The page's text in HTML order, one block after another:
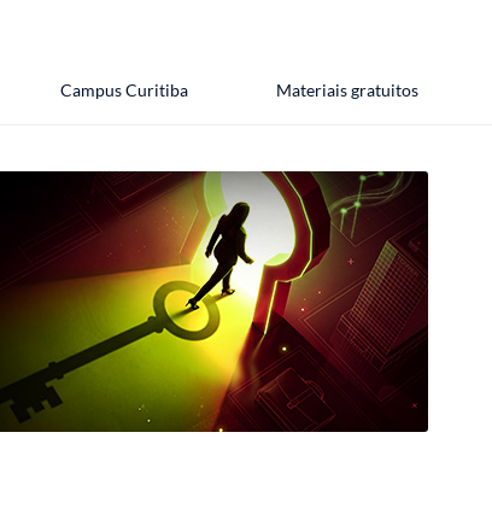
Campus Curitiba Materiais gratuitos